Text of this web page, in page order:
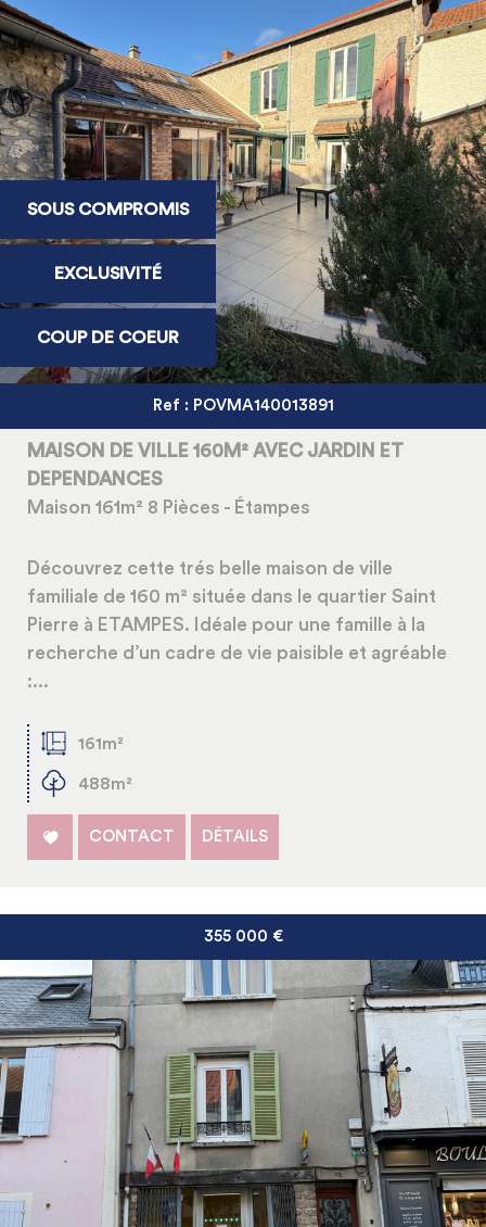
SOUS COMPROMIS
EXCLUSIVITÉ
COUP DE COEUR
Ref : POVMA140013891
MAISON DE VILLE 160M² AVEC JARDIN ET
DEPENDANCES
Maison 161m² 8 Pièces - Étampes
Découvrez cette trés belle maison de ville
familiale de 160 m² située dans le quartier Saint
Pierre à ETAMPES. Idéale pour une famille à la
recherche d’un cadre de vie paisible et agréable
:...
161m²
488m²
CONTACT DÉTAILS
355 000 €